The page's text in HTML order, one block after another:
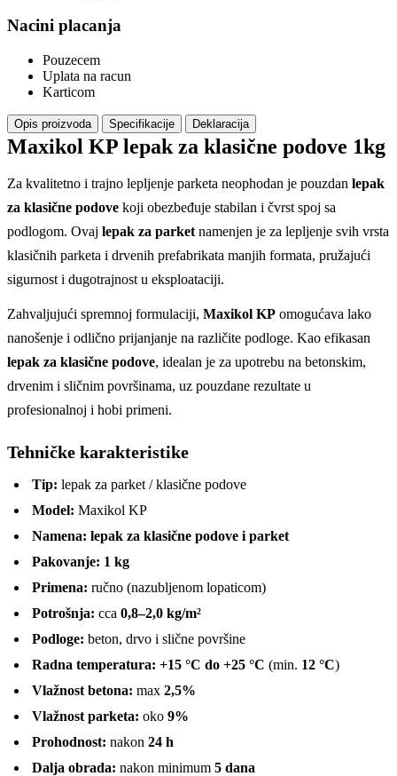
Nacini placanja
Pouzecem
Uplata na racun
Karticom
Opis proizvoda Specifikacije Deklaracija
Maxikol KP lepak za klasične podove 1kg
Za kvalitetno i trajno lepljenje parketa neophodan je pouzdan lepak
za klasične podove koji obezbeđuje stabilan i čvrst spoj sa
podlogom. Ovaj lepak za parket namenjen je za lepljenje svih vrsta
klasičnih parketa i drvenih prefabrikata manjih formata, pružajući
sigurnost i dugotrajnost u eksploataciji.
Zahvaljujući spremnoj formulaciji, Maxikol KP omogućava lako
nanošenje i odlično prijanjanje na različite podloge. Kao efikasan
lepak za klasične podove, idealan je za upotrebu na betonskim,
drvenim i sličnim površinama, uz pouzdane rezultate u
profesionalnoj i hobi primeni.
Tehničke karakteristike
Tip: lepak za parket / klasične podove
Model: Maxikol KP
Namena: lepak za klasične podove i parket
Pakovanje: 1 kg
Primena: ručno (nazubljenom lopaticom)
Potrošnja: cca 0,8–2,0 kg/m²
Podloge: beton, drvo i slične površine
Radna temperatura: +15 °C do +25 °C (min. 12 °C)
Vlažnost betona: max 2,5%
Vlažnost parketa: oko 9%
Prohodnost: nakon 24 h
Dalja obrada: nakon minimum 5 dana